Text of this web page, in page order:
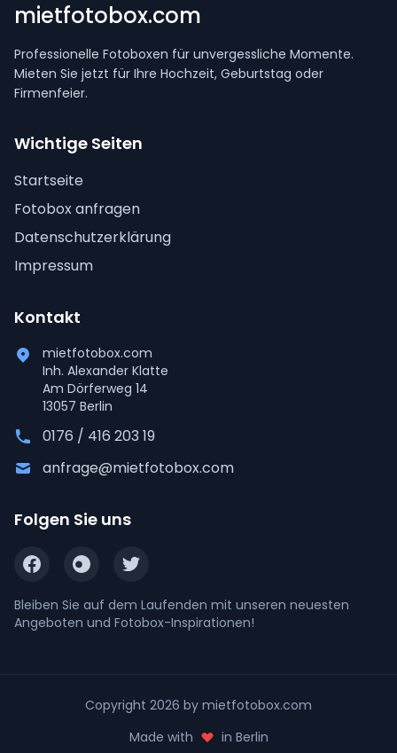
mietfotobox.com
Professionelle Fotoboxen für unvergessliche Momente.
Mieten Sie jetzt für Ihre Hochzeit, Geburtstag oder
Firmenfeier.
Wichtige Seiten
Startseite
Fotobox anfragen
Datenschutzerklärung
Impressum
Kontakt
mietfotobox.com
Inh. Alexander Klatte
Am Dörferweg 14
13057 Berlin
0176 / 416 203 19
anfrage@mietfotobox.com
Folgen Sie uns
Bleiben Sie auf dem Laufenden mit unseren neuesten
Angeboten und Fotobox-Inspirationen!
Copyright 2026 by mietfotobox.com
Made with
in Berlin